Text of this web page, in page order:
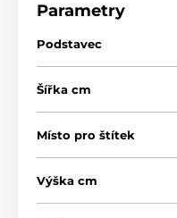
AKE012018
Parametry
Podstavec
Šířka cm
Místo pro štítek
Výška cm